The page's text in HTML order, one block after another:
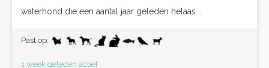
waterhond die een aantal jaar geleden helaas...
Past op:
1 week geleden actief